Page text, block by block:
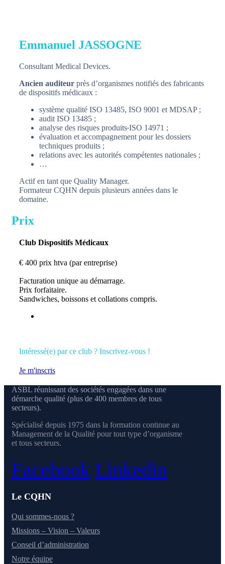
Emmanuel JASSOGNE
Consultant Medical Devices.
Ancien auditeur près d’organismes notifiés des fabricants
de dispositifs médicaux :
système qualité ISO 13485, ISO 9001 et MDSAP ;
audit ISO 13485 ;
analyse des risques produits ISO 14971 ;
évaluation et accompagnement pour les dossiers
techniques produits ;
relations avec les autorités compétentes nationales ;
…
Actif en tant que Quality Manager.
Formateur CQHN depuis plusieurs années dans le
domaine.
Prix
Club Dispositifs Médicaux
€ 400 prix htva (par entreprise)
Facturation unique au démarrage.
Prix forfaitaire.
Sandwiches, boissons et collations compris.
Intéressé(e) par ce club ? Inscrivez-vous !
Je m'inscris
ASBL réunissant des sociétés engagées dans une
démarche qualité (plus de 400 membres de tous
secteurs).
Spécialisé depuis 1975 dans la formation continue au
Management de la Qualité pour tout type d’organisme
et tous secteurs.
Facebook Linkedin
Le CQHN
Qui sommes-nous ?
Missions – Vision – Valeurs
Conseil d’administration
Notre équipe